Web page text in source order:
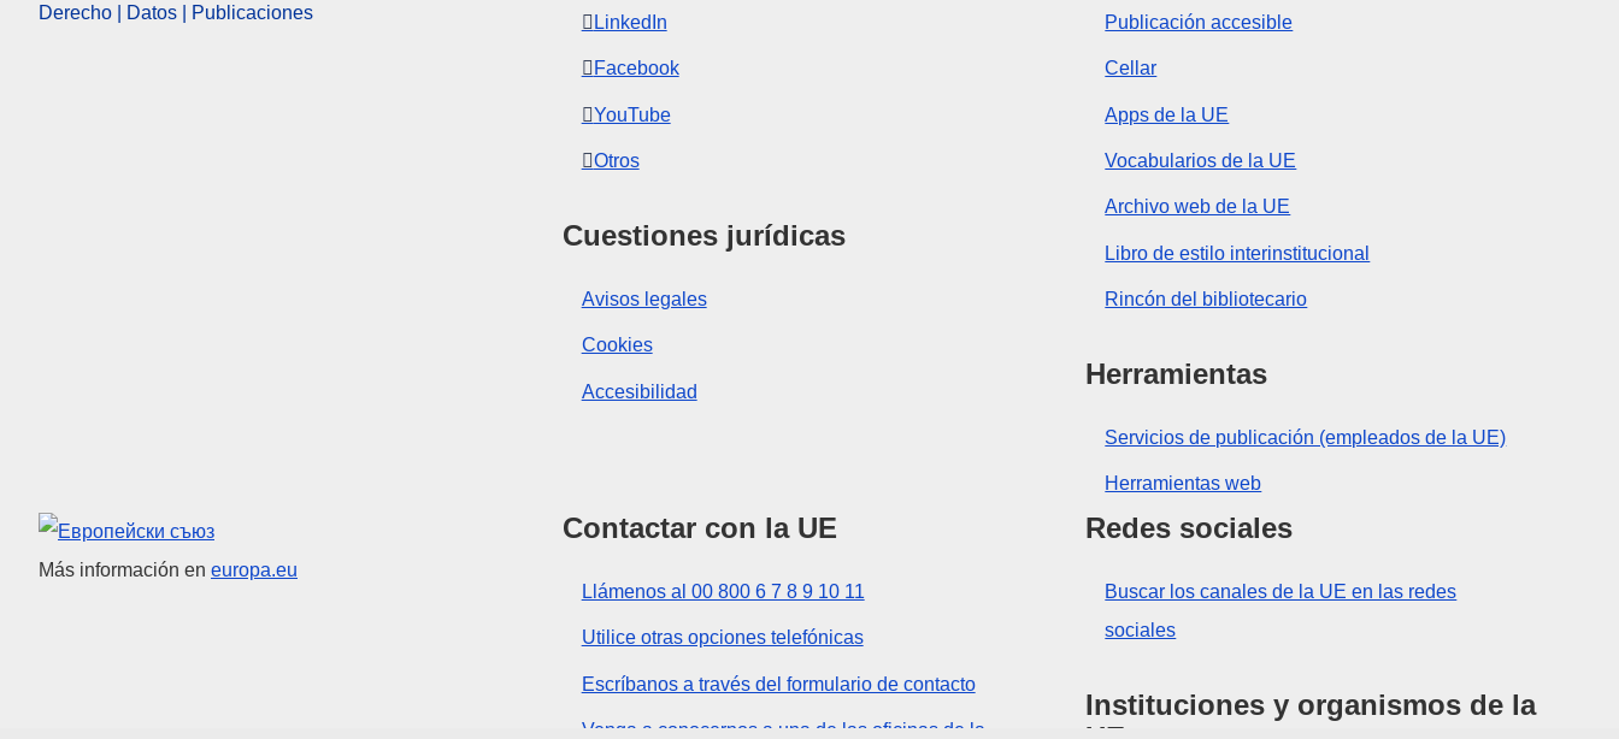
Derecho | Datos | Publicaciones
LinkedIn
Facebook
YouTube
Otros
Cuestiones jurídicas
Avisos legales
Cookies
Accesibilidad
Publicación accesible
Cellar
Apps de la UE
Vocabularios de la UE
Archivo web de la UE
Libro de estilo interinstitucional
Rincón del bibliotecario
Herramientas
Servicios de publicación (empleados de la UE)
Herramientas web
Unión Europea
Más información en europa.eu
Contactar con la UE
Llámenos al 00 800 6 7 8 9 10 11
Utilice otras opciones telefónicas
Escríbanos a través del formulario de contacto
Venga a conocernos a una de las oficinas de la
Redes sociales
Buscar los canales de la UE en las redes
sociales
Instituciones y organismos de la